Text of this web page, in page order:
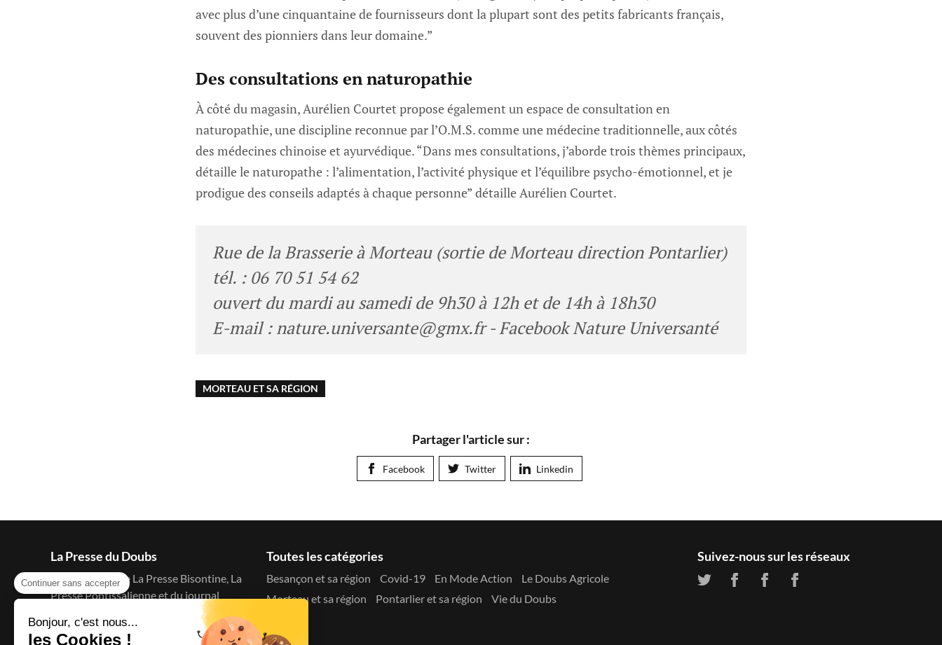
Continuer sans accepter
Bonjour, c'est nous...
les Cookies !
avec plus d’une cinquantaine de fournisseurs dont la plupart sont des petits fabricants français,
souvent des pionniers dans leur domaine.”
Des consultations en naturopathie
À côté du magasin, Aurélien Courtet propose également un espace de consultation en
naturopathie, une discipline reconnue par l’O.M.S. comme une médecine traditionnelle, aux côtés
des médecines chinoise et ayurvédique. “Dans mes consultations, j’aborde trois thèmes principaux,
détaille le naturopathe : l’alimentation, l’activité physique et l’équilibre psycho-émotionnel, et je
prodigue des conseils adaptés à chaque personne” détaille Aurélien Courtet.
Rue de la Brasserie à Morteau (sortie de Morteau direction Pontarlier)
tél. : 06 70 51 54 62
ouvert du mardi au samedi de 9h30 à 12h et de 14h à 18h30
E-mail :nature.universante@gmx.fr- Facebook Nature Universanté
MORTEAU ET SA RÉGION
Partager l'article sur :
Facebook Twitter Linkedin
La Presse du Doubs
Le blog d'actu de La Presse Bisontine, La
Presse Pontissalienne et du journal
Toutes les catégories
Besançon et sa région Covid-19 En Mode Action
Le Doubs Agricole
Morteau et sa région
Pontarlier et sa région Vie du Doubs
Menu
Suivez-nous sur les réseaux